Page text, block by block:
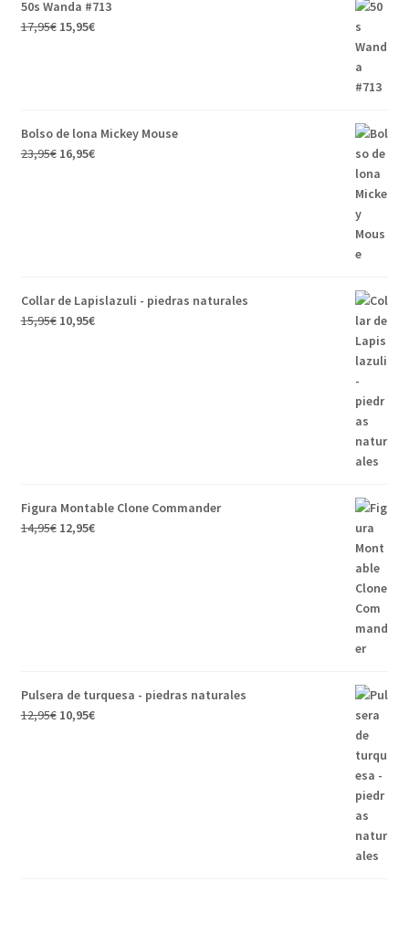
50s Wanda #713
17,95€ 15,95€
Bolso de lona Mickey Mouse
23,95€ 16,95€
Collar de Lapislazuli - piedras naturales
15,95€ 10,95€
Figura Montable Clone Commander
14,95€ 12,95€
Pulsera de turquesa - piedras naturales
12,95€ 10,95€